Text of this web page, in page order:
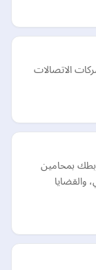
الاتصالات
بمحامين
والقضايا